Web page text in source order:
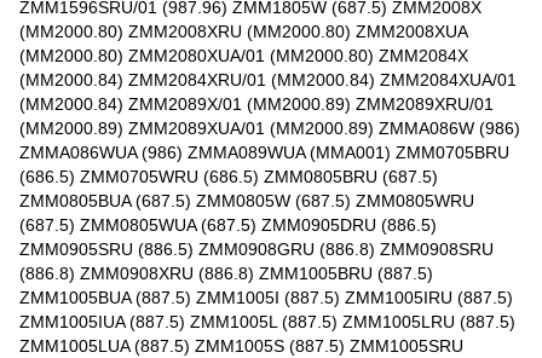
ZMM1596SRU/01 (987.96) ZMM1805W (687.5) ZMM2008X
(MM2000.80) ZMM2008XRU (MM2000.80) ZMM2008XUA
(MM2000.80) ZMM2080XUA/01 (MM2000.80) ZMM2084X
(MM2000.84) ZMM2084XRU/01 (MM2000.84) ZMM2084XUA/01
(MM2000.84) ZMM2089X/01 (MM2000.89) ZMM2089XRU/01
(MM2000.89) ZMM2089XUA/01 (MM2000.89) ZMMA086W (986)
ZMMA086WUA (986) ZMMA089WUA (MMA001) ZMM0705BRU
(686.5) ZMM0705WRU (686.5) ZMM0805BRU (687.5)
ZMM0805BUA (687.5) ZMM0805W (687.5) ZMM0805WRU
(687.5) ZMM0805WUA (687.5) ZMM0905DRU (886.5)
ZMM0905SRU (886.5) ZMM0908GRU (886.8) ZMM0908SRU
(886.8) ZMM0908XRU (886.8) ZMM1005BRU (887.5)
ZMM1005BUA (887.5) ZMM1005I (887.5) ZMM1005IRU (887.5)
ZMM1005IUA (887.5) ZMM1005L (887.5) ZMM1005LRU (887.5)
ZMM1005LUA (887.5) ZMM1005S (887.5) ZMM1005SRU